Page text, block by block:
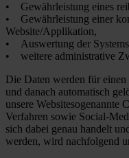
• Gewährleistung eines
• Gewährleistung einer
Website/Applikation,
• Auswertung der
• weitere administrative
Die Daten werden für
und danach automatisch
unsere Websitesogenannte
Verfahren sowie Social-
sich dabei genau handelt
werden, wird nachfolgend